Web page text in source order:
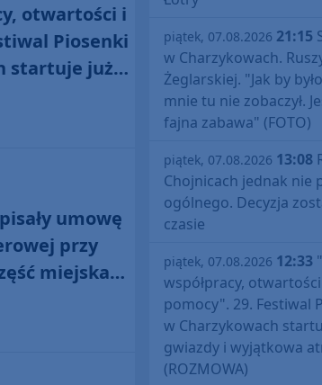
otwartości i
Piosenki
startuje już
umowę
przy
miejska
piątek, 07.08.2026 21:15
w Charzykowach.
Żeglarskiej. "Jak by
mnie tu nie zobaczył.
fajna zabawa" (FOTO)
piątek, 07.08.2026 13:08
Chojnicach jednak nie
ogólnego. Decyzja
czasie
piątek, 07.08.2026 12:33
współpracy,
pomocy". 29. Festiwal
w Charzykowach
gwiazdy i wyjątkowa
(ROZMOWA)